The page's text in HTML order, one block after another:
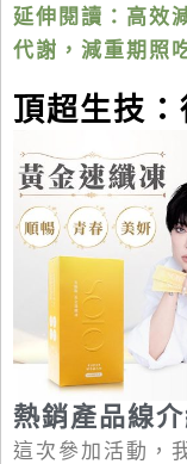
延伸閱讀：高效
代謝，減重期照
頂超生技
熱銷產品線
這次參加活動，